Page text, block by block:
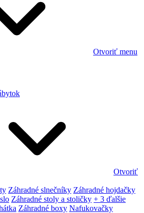
Otvoriť menu
Otvoriť
Záhradné slnečníky Záhradné hojdačky
Záhradné stoly a stoličky + 3 ďalšie
Záhradné boxy Nafukovačky